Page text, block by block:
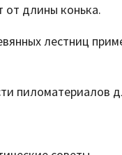
от длины конька.
лестниц
пиломатериалов